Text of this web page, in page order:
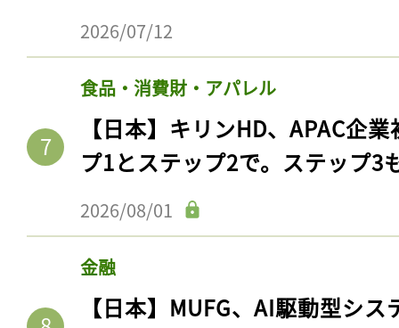
2026/07/12
食品・消費財・アパレル
【日本】キリンHD、APAC企
プ1とステップ2で。ステップ3
2026/08/01
金融
【日本】MUFG、AI駆動型シ